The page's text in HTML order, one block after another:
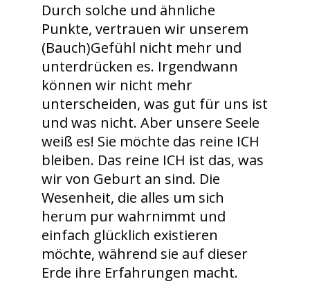
Durch solche und ähnliche
Punkte, vertrauen wir unserem
(Bauch)Gefühl nicht mehr und
unterdrücken es. Irgendwann
können wir nicht mehr
unterscheiden, was gut für uns ist
und was nicht. Aber unsere Seele
weiß es! Sie möchte das reine ICH
bleiben. Das reine ICH ist das, was
wir von Geburt an sind. Die
Wesenheit, die alles um sich
herum pur wahrnimmt und
einfach glücklich existieren
möchte, während sie auf dieser
Erde ihre Erfahrungen macht.